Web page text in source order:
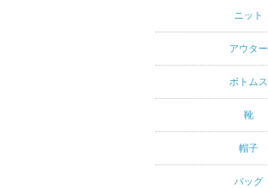
ルブランド
専門通販
ニット
アウター
ボトムス
靴
帽子
バッグ